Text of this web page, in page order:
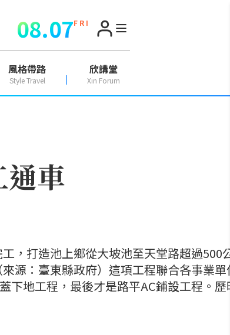
08.07F R I
風格帶路
Style Travel
欣講堂
Xin Forum
車
，打造池上鄉從大坡池至天堂路超過
：臺東縣政府）這項工程聯合各事業
地工程，最後才是路平AC鋪設工程。